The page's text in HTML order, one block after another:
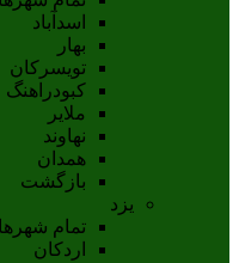
اسدآباد
بهار
تويسرکان
کبودراهنگ
ملاير
نهاوند
همدان
بازگشت
یزد
تمام شهر‌ها
اردکان